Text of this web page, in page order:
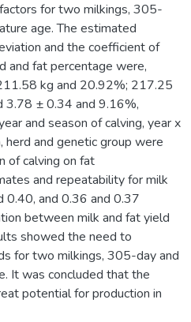
for two milkings, 305-
age. The estimated
and the coefficient of
and fat percentage were,
kg and 20.92%; 217.25
3.78 ± 0.34 and 9.16%,
and season of calving, year x
herd and genetic group were
of calving on fat
and repeatability for milk
0.40, and 0.36 and 0.37
between milk and fat yield
showed the need to
for two milkings, 305-day and
It was concluded that the
potential for production in